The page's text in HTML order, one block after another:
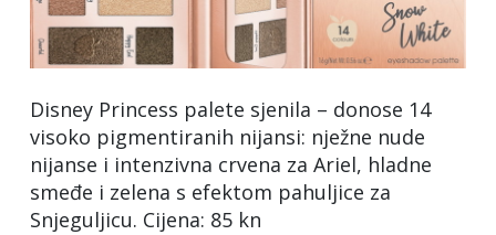
Disney Princess palete sjenila – donose 14
visoko pigmentiranih nijansi: nježne nude
nijanse i intenzivna crvena za Ariel, hladne
smeđe i zelena s efektom pahuljice za
Snjeguljicu. Cijena: 85 kn